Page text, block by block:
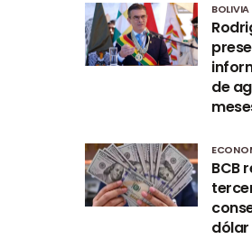
BOLIVIA
de
BCB